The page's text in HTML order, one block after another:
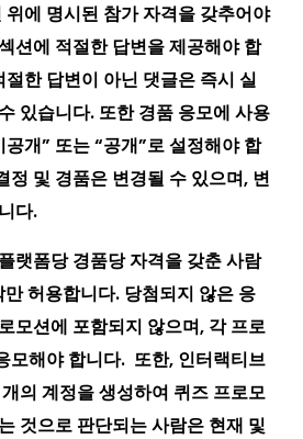
에 명시된 참가 자격을 갖추어야
션에 적절한 답변을 제공해야 합
한 답변이 아닌 댓글은 즉시 실
있습니다. 또한 경품 응모에 사용
개” 또는 “공개”로 설정해야 합
정 및 경품은 변경될 수 있으며, 변
다.
랫폼당 경품당 자격을 갖춘 사람
허용합니다. 당첨되지 않은 응
모션에 포함되지 않으며, 각 프로
모해야 합니다. 또한, 인터랙티브
의 계정을 생성하여 퀴즈 프로모
것으로 판단되는 사람은 현재 및